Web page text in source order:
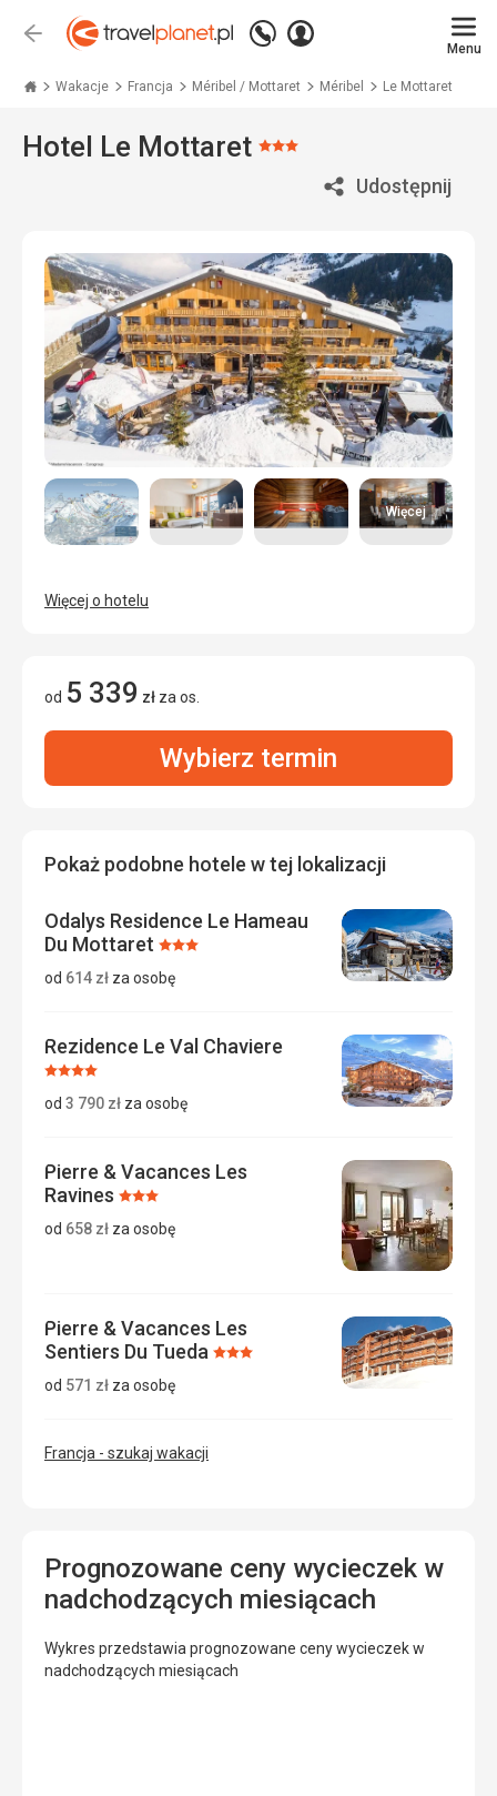
Wstecz
Zadzwoń
+48
771
Zaloguj
Menu
Wakacje Francja Méribel / Mottaret Méribel Le Mottaret
Hotel Le Mottaret Ocena:
Udostępnij
Więcej
Więcej o hotelu
od 5 339 zł za os.
Wybierz termin
Pokaż podobne hotele w tej lokalizacji
Odalys Residence Le Hameau
Du Mottaret Ocena:
3/5
od 614 zł za osobę
Rezidence Le Val Chaviere
Ocena:
4/5
od 3 790 zł za osobę
Pierre & Vacances Les
Ravines Ocena:
3/5
od 658 zł za osobę
Pierre & Vacances Les
Sentiers Du Tueda Ocena:
od 571 zł za osobę
Francja - szukaj wakacji
Prognozowane ceny wycieczek w
nadchodzących miesiącach
Wykres przedstawia prognozowane ceny wycieczek w
nadchodzących miesiącach